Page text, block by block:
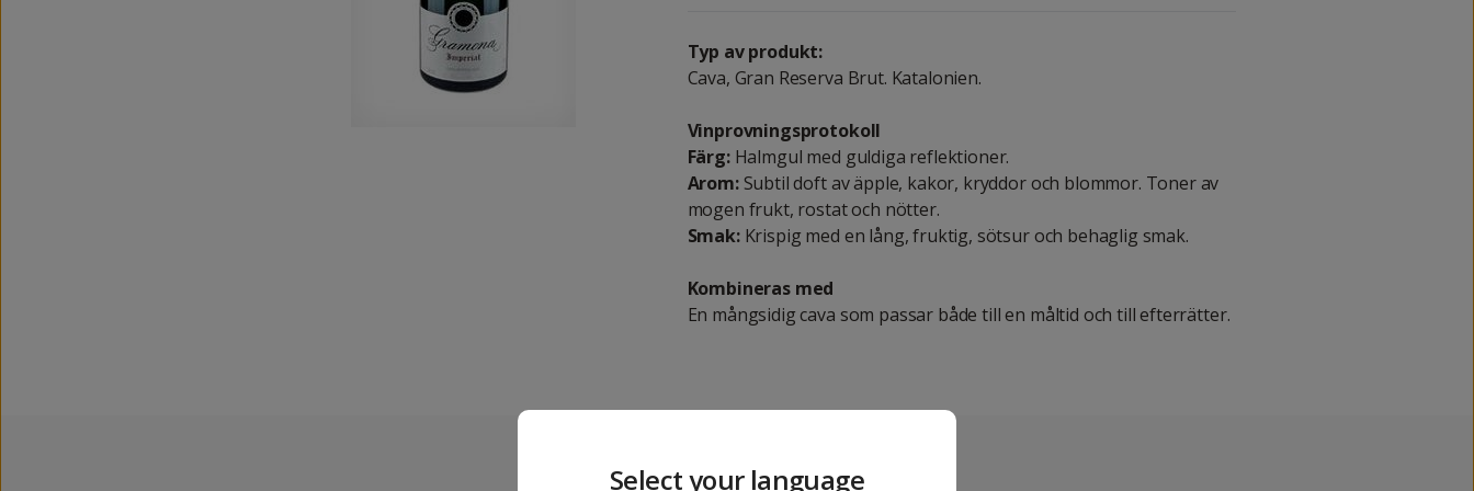
Typ av produkt:
Cava, Gran Reserva Brut. Katalonien.
Vinprovningsprotokoll
Färg:Halmgul med guldiga reflektioner.
Arom:Subtil doft av äpple, kakor, kryddor och blommor. Toner av
mogen frukt, rostat och nötter.
Smak:Krispig med en lång, fruktig, sötsur och behaglig smak.
Kombineras med
En mångsidig cava som passar både till en måltid och till efterrätter.
Select your language